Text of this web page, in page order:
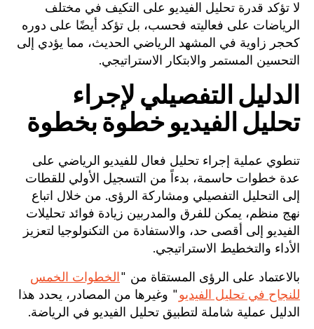
لا تؤكد قدرة تحليل الفيديو على التكيف في مختلف
الرياضات على فعاليته فحسب، بل تؤكد أيضًا على دوره
كحجر زاوية في المشهد الرياضي الحديث، مما يؤدي إلى
التحسين المستمر والابتكار الاستراتيجي.
الدليل التفصيلي لإجراء
تحليل الفيديو خطوة بخطوة
تنطوي عملية إجراء تحليل فعال للفيديو الرياضي على
عدة خطوات حاسمة، بدءاً من التسجيل الأولي للقطات
إلى التحليل التفصيلي ومشاركة الرؤى. من خلال اتباع
نهج منظم، يمكن للفرق والمدربين زيادة فوائد تحليلات
الفيديو إلى أقصى حد، والاستفادة من التكنولوجيا لتعزيز
الأداء والتخطيط الاستراتيجي.
بالاعتماد على الرؤى المستقاة من " الخطوات الخمس
للنجاح في تحليل الفيديو" وغيرها من المصادر، يحدد هذا
الدليل عملية شاملة لتطبيق تحليل الفيديو في الرياضة.